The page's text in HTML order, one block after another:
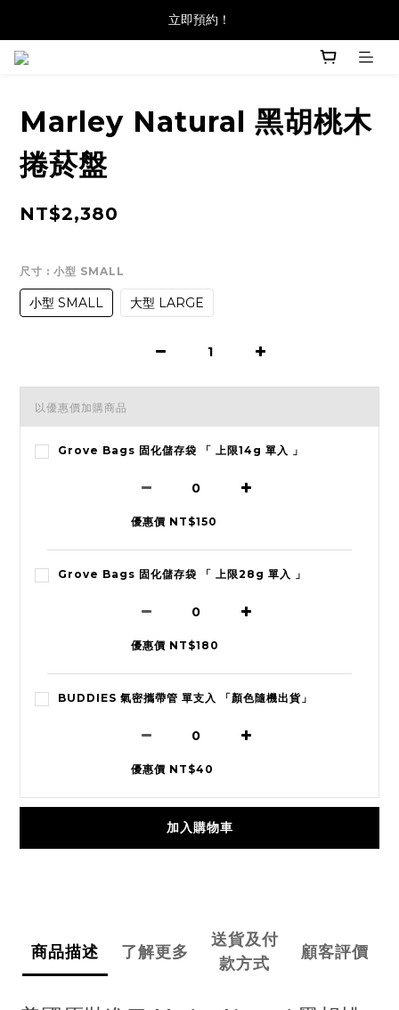
立即預約！
Marley Natural 黑胡桃木
捲菸盤
NT$2,380
尺寸 : 小型 SMALL
小型 SMALL 大型 LARGE
以優惠價加購商品
Grove Bags 固化儲存袋 「 上限14g 單入 」
優惠價 NT$150
Grove Bags 固化儲存袋 「 上限28g 單入 」
優惠價 NT$180
BUDDIES 氣密攜帶管 單支入 「顏色隨機出貨」
優惠價 NT$40
加入購物車
商品描述 了解更多
送貨及付
款方式
顧客評價